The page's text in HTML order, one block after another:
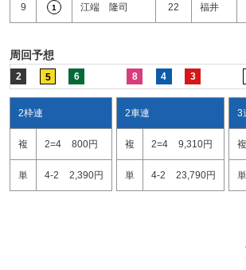
9 1 江端 隆司 22 福井
周回予想
2 5 6 8 4 3
2枠連
複 2=4 800円
単 4-2 2,390円
2車連
複 2=4 9,310円
単 4-2 23,790円
3
複
単